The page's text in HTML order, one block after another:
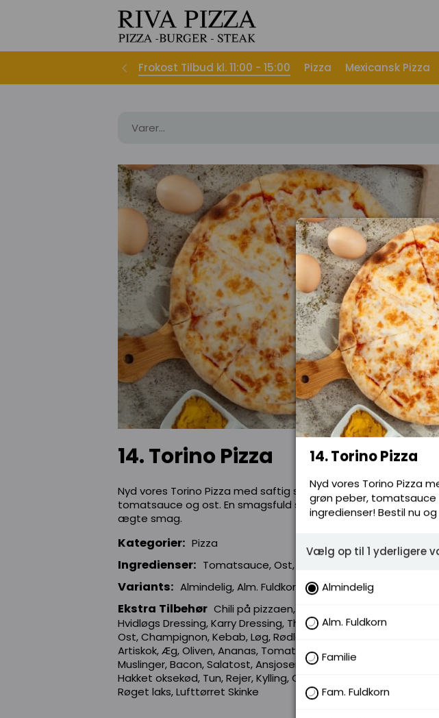
Frokost Tilbud kl. 11:00 - 15:00 Pizza Mexicansk Pizza
14. Torino Pizza
Nyd vores Torino Pizza med saftig skinke, kødboller, løg, grøn
tomatsauce og ost. En smagsfuld symfoni af ingredienser!
ægte smag.
Kategorier: Pizza
Ingredienser: Tomatsauce, Ost, Skinke, Løg, Grøn peber
Variants: Almindelig, Alm. Fuldkorn, Familie, Fam. Fuldkorn,
Ekstra Tilbehør Chili på pizzaen, Hvidløg, Karry, Creme
Hvidløgs Dressing, Karry Dressing, Thousand island dressing,
Ost, Champignon, Kebab, Løg, Rødløg, Paprika, Grøn peber,
Artiskok, Æg, Oliven, Ananas, Tomatskiver, Jalapenos, Pesto,
Muslinger, Bacon, Salatost, Ansjoser, Skinke, Pepperoni,
Hakket oksekød, Tun, Rejer, Kylling, Cocktailpølser, Creme
Røget laks, Lufttørret Skinke
14. Torino Pizza
Nyd vores Torino Pizza
grøn peber, tomatsauce
ingredienser! Bestil nu
Vælg op til 1 yderligere
Almindelig
Alm. Fuldkorn
Familie
Fam. Fuldkorn